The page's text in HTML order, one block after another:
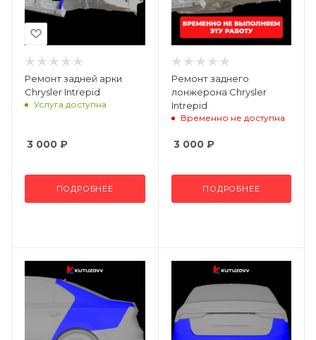
Ремонт задней арки
Chrysler Intrepid
Услуга доступна
3 000 ₽
ПОДРОБНЕЕ
Ремонт заднего
лонжерона Chrysler
Intrepid
Временно не доступна
3 000₽
ПОДРОБНЕЕ